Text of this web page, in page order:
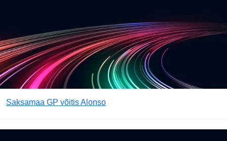
Saksamaa GP võitis Alonso